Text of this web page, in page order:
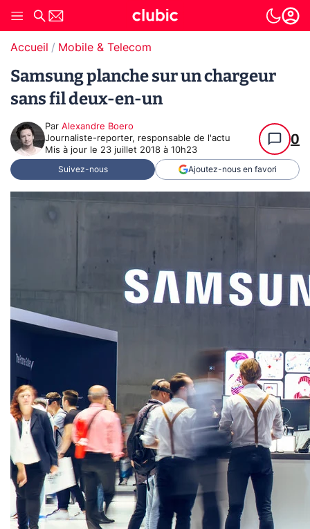
Accueil Mobile & Telecom
Samsung planche sur un chargeur
sans fil deux-en-un
Par Alexandre Boero
Journaliste-reporter, responsable de l'actu
Mis à jour le 23 juillet 2018 à 10h23
0
Suivez-nous Ajoutez-nous en favori